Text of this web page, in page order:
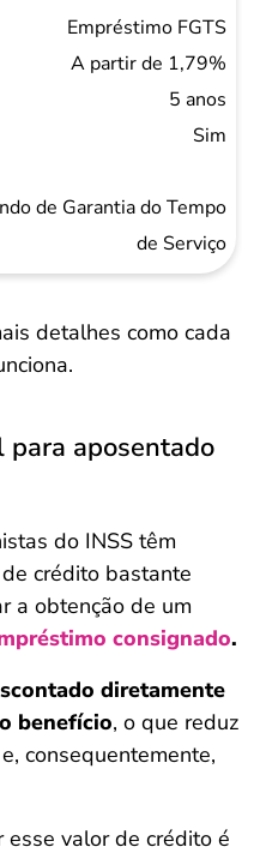
Empréstimo FGTS
A partir de 1,79%
5 anos
Sim
de Garantia do Tempo
de Serviço
detalhes como cada
para aposentado
do INSS têm
crédito bastante
a obtenção de um
consignado.
diretamente
benefício, o que reduz
consequentemente,
esse valor de crédito é